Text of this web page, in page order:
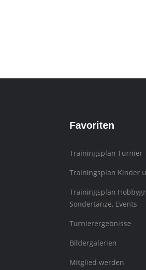
Favoriten
Trainingsplan Turnier
Trainingsplan Kinder
Trainingsplan
Sondertänze, Events
Turnierergebnisse
Bildergalerien
Mitglied werden